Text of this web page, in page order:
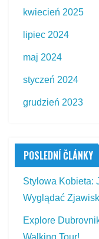
kwiecień 2025
lipiec 2024
maj 2024
styczeń 2024
grudzień 2023
POSLEDNÍ ČLÁNKY
Stylowa Kobieta:
Wyglądać
Explore